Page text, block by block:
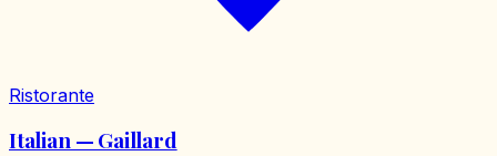
Ristorante
Italian — Gaillard